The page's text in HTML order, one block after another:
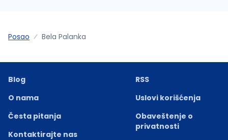
Posao Bela Palanka
Blog
O nama
Česta pitanja
Kontaktirajte nas
RSS
Uslovi korišćenja
Obaveštenje o
privatnosti